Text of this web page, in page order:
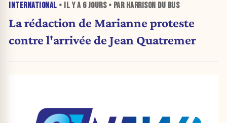
INTERNATIONAL • IL Y A 6 JOURS• PAR HARRISON DU BUS
La rédaction de Marianne proteste
contre l'arrivée de Jean Quatremer